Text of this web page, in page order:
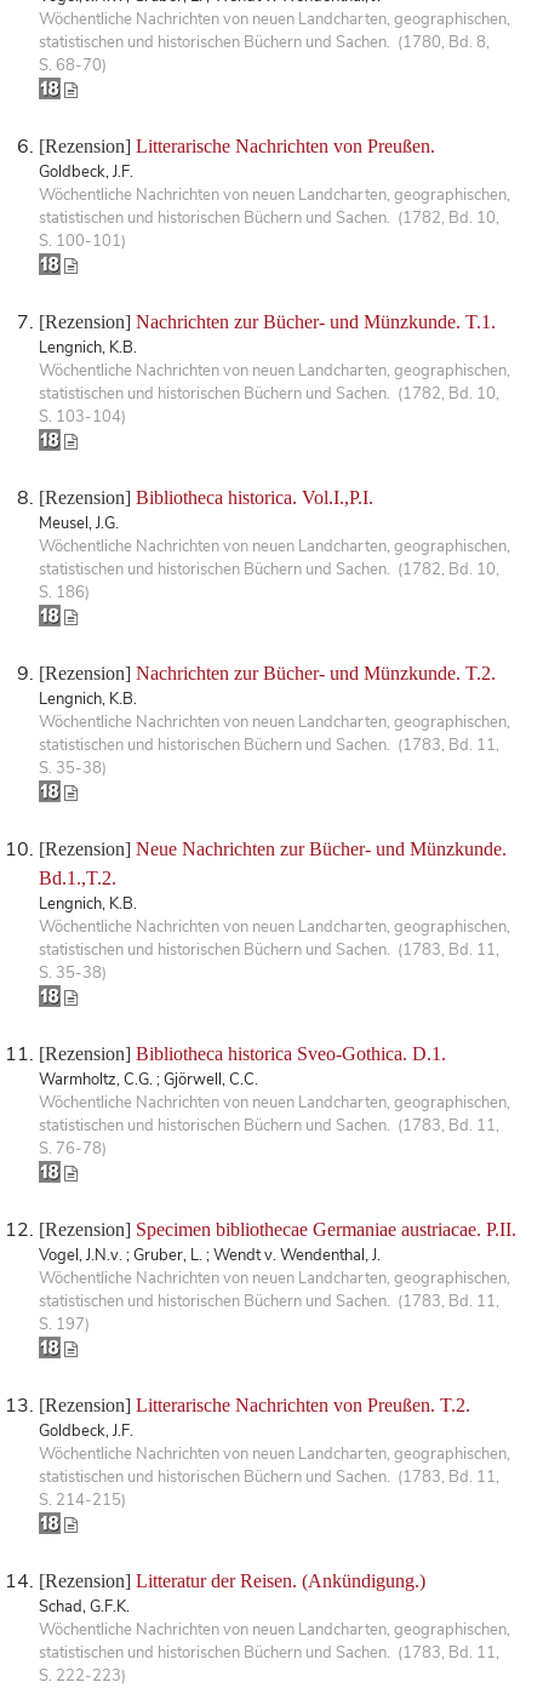
Wöchentliche Nachrichten von neuen Landcharten, geographischen,
statistischen und historischen Büchern und Sachen. (1780, Bd. 8,
S. 68-70)
[Rezension] Litterarische Nachrichten von Preußen.
Goldbeck, J.F.
Wöchentliche Nachrichten von neuen Landcharten, geographischen,
statistischen und historischen Büchern und Sachen. (1782, Bd. 10,
S. 100-101)
[Rezension] Nachrichten zur Bücher- und Münzkunde. T.1.
Lengnich, K.B.
Wöchentliche Nachrichten von neuen Landcharten, geographischen,
statistischen und historischen Büchern und Sachen. (1782, Bd. 10,
S. 103-104)
[Rezension] Bibliotheca historica. Vol.I.,P.I.
Meusel, J.G.
Wöchentliche Nachrichten von neuen Landcharten, geographischen,
statistischen und historischen Büchern und Sachen. (1782, Bd. 10,
S. 186)
[Rezension] Nachrichten zur Bücher- und Münzkunde. T.2.
Lengnich, K.B.
Wöchentliche Nachrichten von neuen Landcharten, geographischen,
statistischen und historischen Büchern und Sachen. (1783, Bd. 11,
S. 35-38)
[Rezension] Neue Nachrichten zur Bücher- und Münzkunde.
Bd.1.,T.2.
Lengnich, K.B.
Wöchentliche Nachrichten von neuen Landcharten, geographischen,
statistischen und historischen Büchern und Sachen. (1783, Bd. 11,
S. 35-38)
[Rezension] Bibliotheca historica Sveo-Gothica. D.1.
Warmholtz, C.G. ; Gjörwell, C.C.
Wöchentliche Nachrichten von neuen Landcharten, geographischen,
statistischen und historischen Büchern und Sachen. (1783, Bd. 11,
S. 76-78)
[Rezension] Specimen bibliothecae Germaniae austriacae. P.II.
Vogel, J.N.v. ; Gruber, L. ; Wendt v. Wendenthal, J.
Wöchentliche Nachrichten von neuen Landcharten, geographischen,
statistischen und historischen Büchern und Sachen. (1783, Bd. 11,
S. 197)
[Rezension] Litterarische Nachrichten von Preußen. T.2.
Goldbeck, J.F.
Wöchentliche Nachrichten von neuen Landcharten, geographischen,
statistischen und historischen Büchern und Sachen. (1783, Bd. 11,
S. 214-215)
[Rezension] Litteratur der Reisen. (Ankündigung.)
Schad, G.F.K.
Wöchentliche Nachrichten von neuen Landcharten, geographischen,
statistischen und historischen Büchern und Sachen. (1783, Bd. 11,
S. 222-223)